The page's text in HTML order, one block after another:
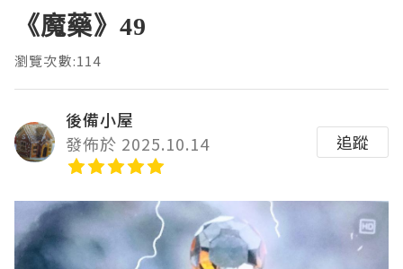
《魔藥》49
瀏覽次數:114
後備小屋
發佈於 2025.10.14
追蹤